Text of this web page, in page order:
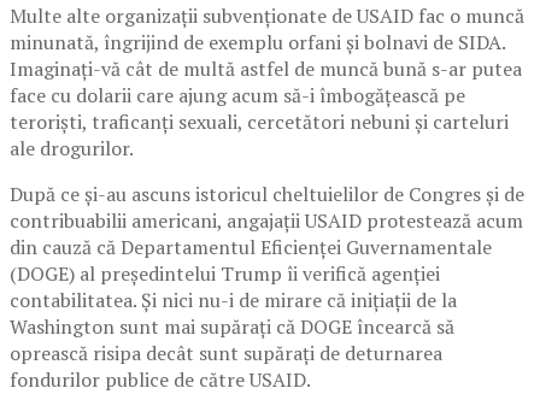
Multe alte organizații subvenționate de USAID fac o muncă
minunată, îngrijind de exemplu orfani și bolnavi de SIDA.
Imaginați-vă cât de multă astfel de muncă bună s-ar putea
face cu dolarii care ajung acum să-i îmbogățească pe
teroriști, traficanți sexuali, cercetători nebuni și carteluri
ale drogurilor.
După ce și-au ascuns istoricul cheltuielilor de Congres și de
contribuabilii americani, angajații USAID protestează acum
din cauză că Departamentul Eficienței Guvernamentale
(DOGE) al președintelui Trump îi verifică agenției
contabilitatea. Și nici nu-i de mirare că inițiații de la
Washington sunt mai supărați că DOGE încearcă să
oprească risipa decât sunt supărați de deturnarea
fondurilor publice de către USAID.